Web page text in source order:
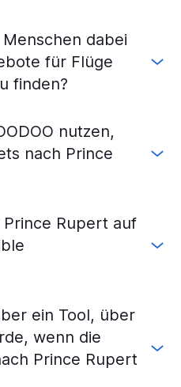
Menschen dabei
für Flüge
finden?
nutzen,
nach Prince
Rupert auf
ein Tool, über
wenn die
Prince Rupert